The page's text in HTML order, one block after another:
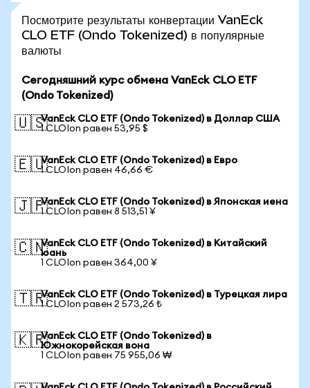
Посмотрите результаты конвертации VanEck
CLO ETF (Ondo Tokenized) в популярные
валюты
Сегодняшний курс обмена VanEck CLO ETF
(Ondo Tokenized)
🇺🇸VanEck CLO ETF (Ondo Tokenized) в Доллар США
1 CLOIon равен 53,95 $
🇪🇺VanEck CLO ETF (Ondo Tokenized) в Евро
1 CLOIon равен 46,66 €
🇯🇵VanEck CLO ETF (Ondo Tokenized) в Японская иена
1 CLOIon равен 8 513,51 ¥
🇨🇳VanEck CLO ETF (Ondo Tokenized) в Китайский
юань
1 CLOIon равен 364,00 ¥
🇹🇷VanEck CLO ETF (Ondo Tokenized) в Турецкая лира
1 CLOIon равен 2 573,26 ₺
🇰🇷VanEck CLO ETF (Ondo Tokenized) в
Южнокорейская вона
1 CLOIon равен 75 955,06 ₩